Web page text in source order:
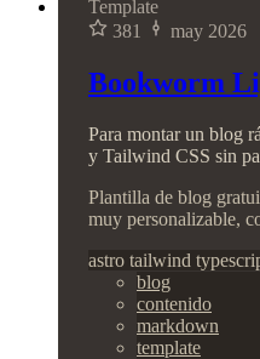
Template
381
may 2026
Bookworm
Para montar un blog
y Tailwind CSS sin
Plantilla de blog
muy personalizable,
astro tailwind
blog
contenido
markdown
template